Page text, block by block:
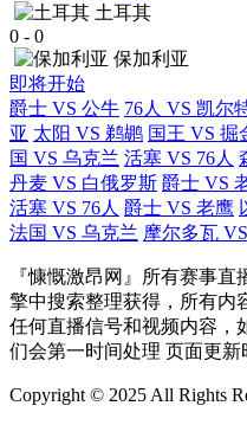
土耳其
0 - 0
保加利亚
即将开始
爵士 VS 公牛 76人 VS 凯尔
亚 太阳 VS 鹈鹕 国王 VS 掘
国 VS 乌克兰 活塞 VS 76人
丹麦 VS 白俄罗斯 爵士 VS
活塞 VS 76人 爵士 VS 老鹰
法国 VS 乌克兰 摩尔多瓦
『慷慨激昂网』所有赛事直
擎中搜索整理获得，所有内
任何直播信号和视频内容，
们会第一时间处理 页面更新
Copyright © 2025 All Rights